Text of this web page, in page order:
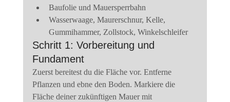
Baufolie und Mauersperrbahn
Wasserwaage, Maurerschnur, Kelle,
Gummihammer, Zollstock, Winkelschleifer
Schritt 1: Vorbereitung und
Fundament
Zuerst bereitest du die Fläche vor. Entferne
Pflanzen und ebne den Boden. Markiere die
Fläche deiner zukünftigen Mauer mit